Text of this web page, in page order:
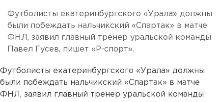
Футболисты екатеринбургского «Урала» должны
были побеждать нальчикский «Спартак» в матче
ФНЛ, заявил главный тренер уральской команды
Павел Гусев, пишет «Р-спорт».
Футболисты екатеринбургского «Урала» должны
были побеждать нальчикский «Спартак» в матче
ФНЛ, заявил главный тренер уральской команды